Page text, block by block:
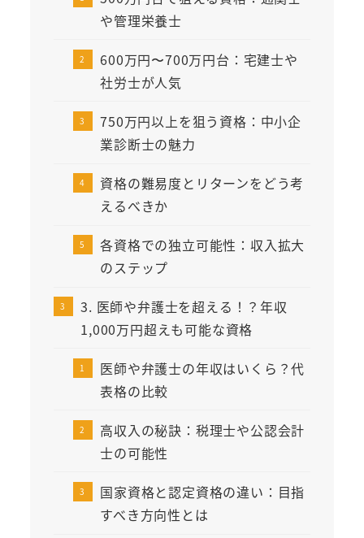
や管理栄養士
600万円〜700万円台：宅建士や
社労士が人気
750万円以上を狙う資格：中小企
業診断士の魅力
資格の難易度とリターンをどう考
えるべきか
各資格での独立可能性：収入拡大
のステップ
3. 医師や弁護士を超える！？年収
1,000万円超えも可能な資格
医師や弁護士の年収はいくら？代
表格の比較
高収入の秘訣：税理士や公認会計
士の可能性
国家資格と認定資格の違い：目指
すべき方向性とは